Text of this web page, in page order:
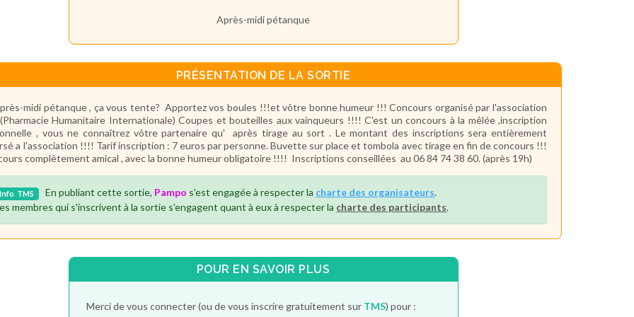
Après-midi pétanque
PRÉSENTATION DE LA SORTIE
midi pétanque , ça vous tente? Apportez vos boules !!!et vôtre bonne humeur !!! Concours organisé par l'association
Humanitaire Internationale) Coupes et bouteilles aux vainqueurs !!!! C'est un concours à la mêlée ,inscription
, vous ne connaîtrez vôtre partenaire qu' après tirage au sort . Le montant des inscriptions sera entièrement
a l'association !!!! Tarif inscription : 7 euros par personne. Buvette sur place et tombola avec tirage en fin de concours !!!
complètement amical , avec la bonne humeur obligatoire !!!! Inscriptions conseillées au 06 84 74 38 60. (après 19h)
Info TMS En publiant cette sortie, Pampo s'est engagée à respecter la charte des organisateurs.
membres qui s'inscrivent à la sortie s'engagent quant à eux à respecter la charte des participants.
POUR EN SAVOIR PLUS
Merci de vous connecter (ou de vous inscrire gratuitement sur TMS) pour :